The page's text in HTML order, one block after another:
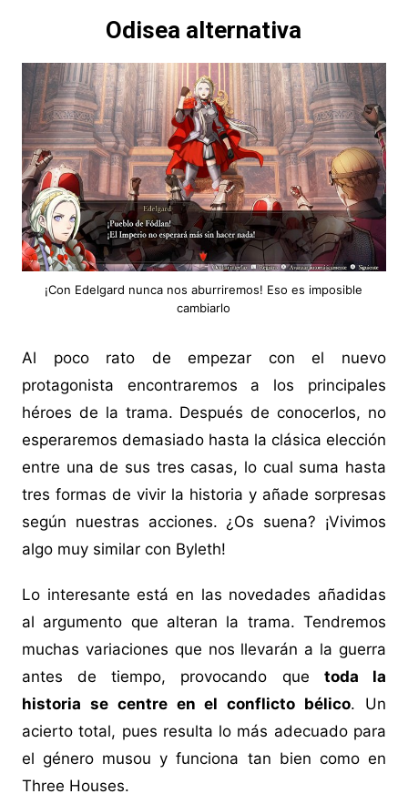
Odisea alternativa
¡Con Edelgard nunca nos aburriremos! Eso es imposible
cambiarlo
Al poco rato de empezar con el nuevo
protagonista encontraremos a los principales
héroes de la trama. Después de conocerlos, no
esperaremos demasiado hasta la clásica elección
entre una de sus tres casas, lo cual suma hasta
tres formas de vivir la historia y añade sorpresas
según nuestras acciones. ¿Os suena? ¡Vivimos
algo muy similar con Byleth!
Lo interesante está en las novedades añadidas
al argumento que alteran la trama. Tendremos
muchas variaciones que nos llevarán a la guerra
antes de tiempo, provocando que toda la
historia se centre en el conflicto bélico. Un
acierto total, pues resulta lo más adecuado para
el género musou y funciona tan bien como en
Three Houses.